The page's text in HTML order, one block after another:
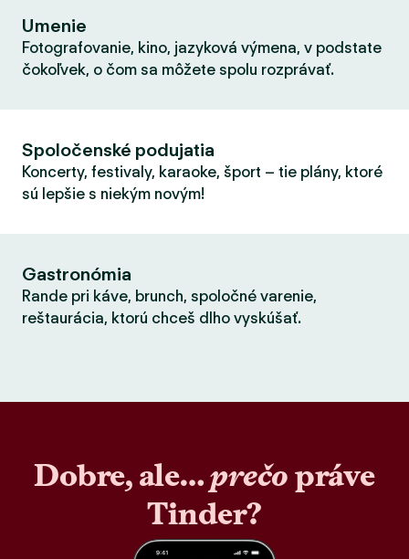
Umenie
Fotografovanie, kino, jazyková výmena, v podstate
čokoľvek, o čom sa môžete spolu rozprávať.
Spoločenské podujatia
Koncerty, festivaly, karaoke, šport – tie plány, ktoré
sú lepšie s niekým novým!
Gastronómia
Rande pri káve, brunch, spoločné varenie,
reštaurácia, ktorú chceš dlho vyskúšať.
Dobre, ale…prečopráve
Tinder?